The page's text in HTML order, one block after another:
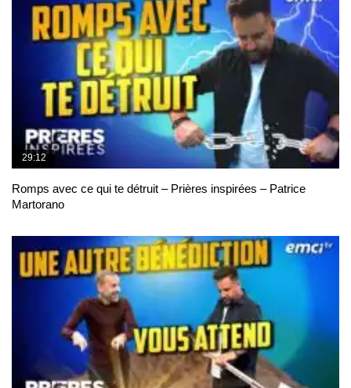
29:12
Romps avec ce qui te détruit – Prières inspirées – Patrice
Martorano